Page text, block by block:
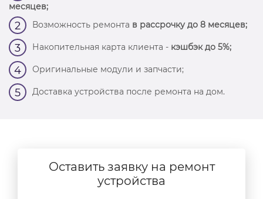
месяцев;
2 Возможность ремонта в рассрочку до 8 месяцев;
3 Накопительная карта клиента - кэшбэк до 5%;
4 Оригинальные модули и запчасти;
5 Доставка устройства после ремонта на дом.
Оставить заявку на ремонт
устройства